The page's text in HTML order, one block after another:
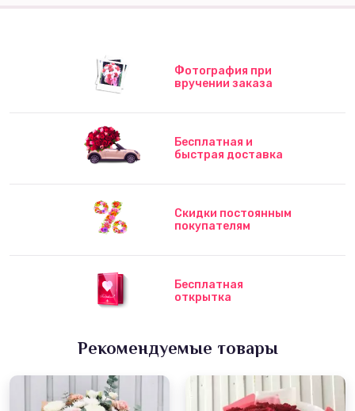
Фотография при
вручении заказа
Бесплатная и
быстрая доставка
Скидки постоянным
покупателям
Бесплатная
открытка
Рекомендуемые товары